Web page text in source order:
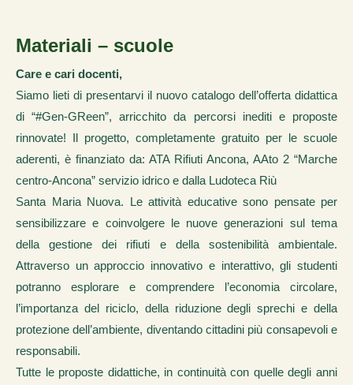
Materiali – scuole
Care e cari docenti,
Siamo lieti di presentarvi il nuovo catalogo dell’offerta didattica
di “#Gen-GReen”, arricchito da percorsi inediti e proposte
rinnovate! Il progetto, completamente gratuito per le scuole
aderenti, è finanziato da: ATA Rifiuti Ancona, AAto 2 “Marche
centro-Ancona” servizio idrico e dalla Ludoteca Riù
Santa Maria Nuova. Le attività educative sono pensate per
sensibilizzare e coinvolgere le nuove generazioni sul tema
della gestione dei rifiuti e della sostenibilità ambientale.
Attraverso un approccio innovativo e interattivo, gli studenti
potranno esplorare e comprendere l’economia circolare,
l’importanza del riciclo, della riduzione degli sprechi e della
protezione dell’ambiente, diventando cittadini più consapevoli e
responsabili.
Tutte le proposte didattiche, in continuità con quelle degli anni